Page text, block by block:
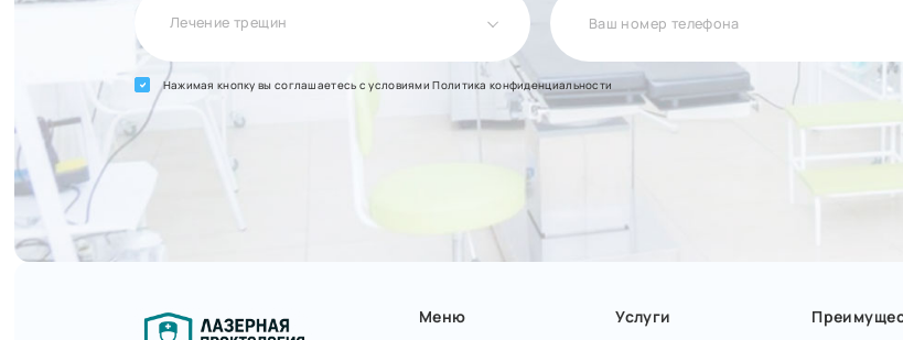
Лечение трещин
Нажимая кнопку вы соглашаетесь с условиямиПолитика конфиденциальности
Меню Услуги